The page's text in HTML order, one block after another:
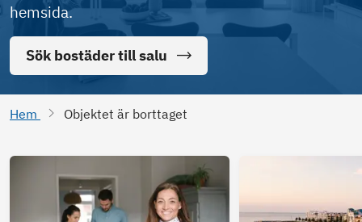
hemsida.
Sök bostäder till salu
Hem Objektet är borttaget